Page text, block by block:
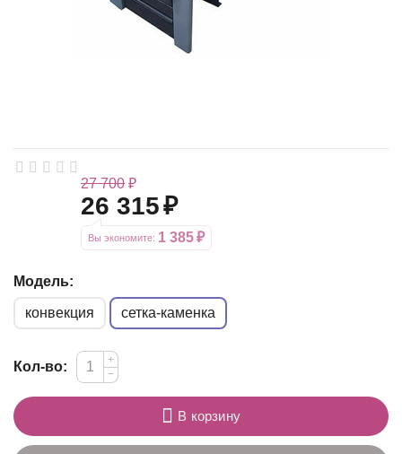
27 700 ₽
26 315₽
Вы экономите: 1 385₽
Модель:
конвекция сетка-каменка
Кол-во:
+
−
В корзину